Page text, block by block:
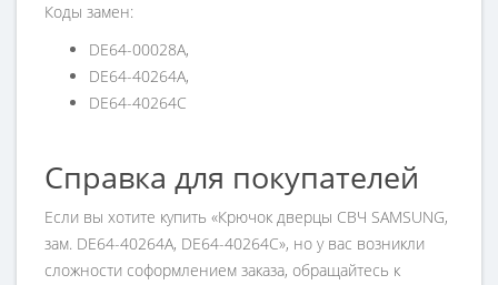
Коды замен:
DE64-00028A,
DE64-40264A,
DE64-40264C
Справка для покупателей
Если вы хотите купить «Крючок дверцы СВЧ SAMSUNG,
зам. DE64-40264A, DE64-40264C», но у вас возникли
сложности соформлением заказа, обращайтесь к